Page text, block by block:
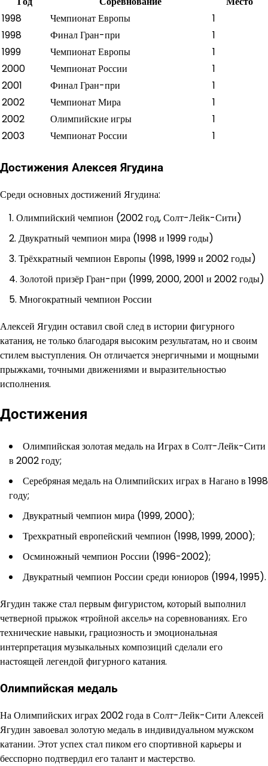
1998
Чемпионат Европы
1
1998
Финал Гран-при
1
1999
Чемпионат Европы
1
2000
Чемпионат России
1
2001
Финал Гран-при
1
2002
Чемпионат Мира
1
2002
Олимпийские игры
1
2003
Чемпионат России 1
Достижения Алексея Ягудина
Среди основных достижений Ягудина:
Олимпийский чемпион (2002 год, Солт-Лейк-Сити)
Двукратный чемпион мира (1998 и 1999 годы)
Трёхкратный чемпион Европы (1998, 1999 и 2002 годы)
Золотой призёр Гран-при (1999, 2000, 2001 и 2002 годы)
Многократный чемпион России
Алексей Ягудин оставил свой след в истории фигурного
катания, не только благодаря высоким результатам, но и своим
стилем выступления. Он отличается энергичными и мощными
прыжками, точными движениями и выразительностью
исполнения.
Достижения
Олимпийская золотая медаль на Играх в Солт-Лейк-Сити
в 2002 году;
Серебряная медаль на Олимпийских играх в Нагано в 1998
году;
Двукратный чемпион мира (1999, 2000);
Трехкратный европейский чемпион (1998, 1999, 2000);
Осминожный чемпион России (1996-2002);
Двукратный чемпион России среди юниоров (1994, 1995).
Ягудин также стал первым фигуристом, который выполнил
четверной прыжок «тройной аксель» на соревнованиях. Его
технические навыки, грациозность и эмоциональная
интерпретация музыкальных композиций сделали его
настоящей легендой фигурного катания.
Олимпийская медаль
На Олимпийских играх 2002 года в Солт-Лейк-Сити Алексей
Ягудин завоевал золотую медаль в индивидуальном мужском
катании. Этот успех стал пиком его спортивной карьеры и
бесспорно подтвердил его талант и мастерство.